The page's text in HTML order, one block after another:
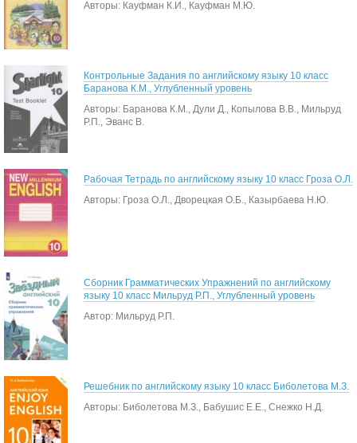
Авторы: Кауфман К.И., Кауфман М.Ю.
Контрольные Задания по английскому языку 10 класс
Баранова К.М., Углубленный уровень
Авторы: Баранова К.М., Дули Д., Копылова В.В., Мильруд
Р.П., Эванс В.
Рабочая Тетрадь по английскому языку 10 класс Гроза О.Л.
Авторы: Гроза О.Л., Дворецкая О.Б., Казырбаева Н.Ю.
Сборник Грамматических Упражнений по английскому
языку 10 класс Мильруд Р.П., Углубленный уровень
Автор: Мильруд Р.П.
Решебник по английскому языку 10 класс Биболетова М.З.
Авторы: Биболетова М.З., Бабушис Е.Е., Снежко Н.Д.